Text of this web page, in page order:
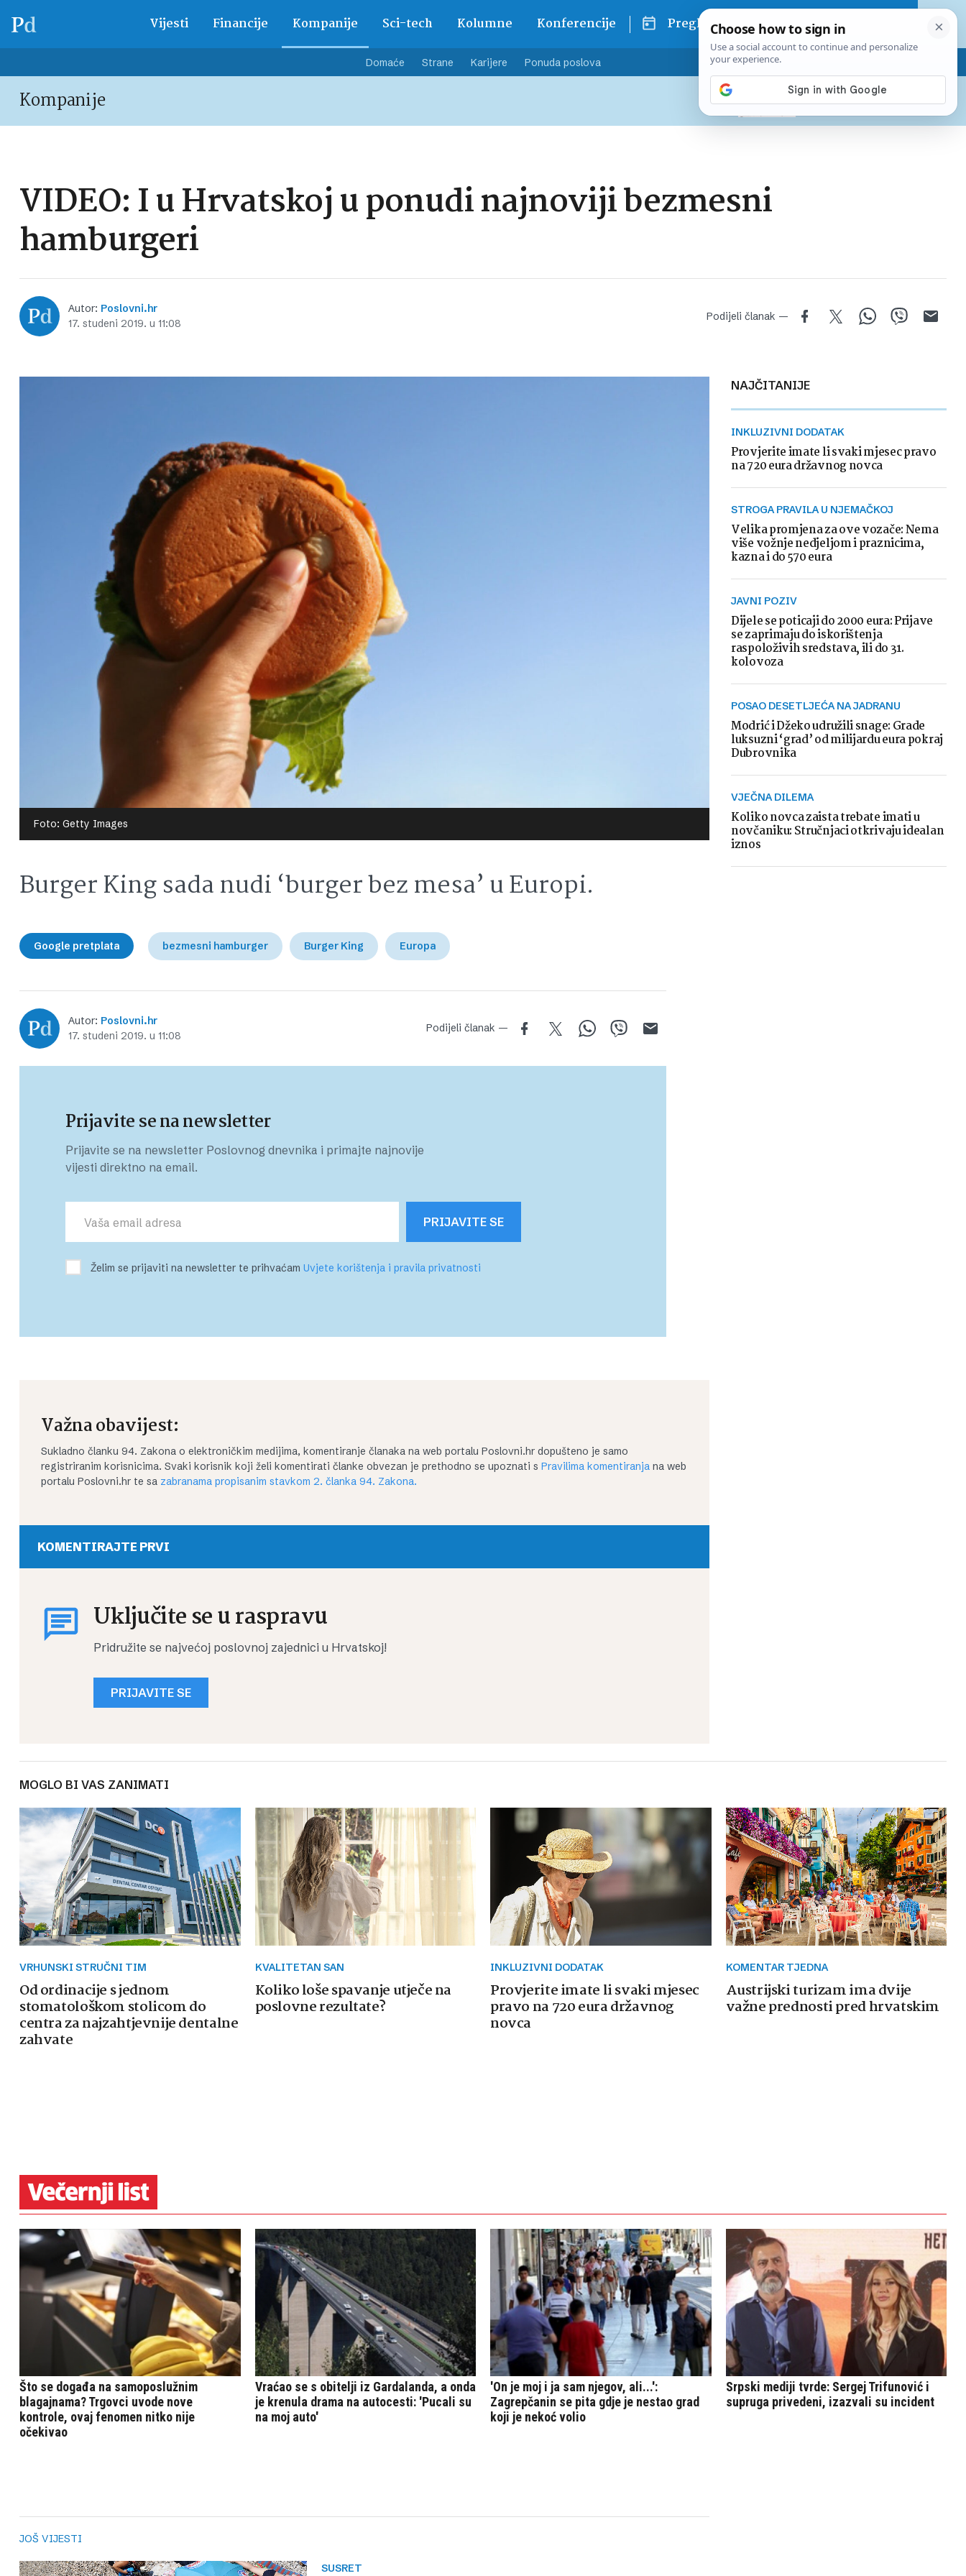
Vijesti Financije Kompanije Sci-tech Kolumne Konferencije Pregled dana
Domaće Strane Karijere Ponuda poslova
Kompanije
Pretplatite se na Poslovni
Već od10 EURmjesečno
VIDEO: I u Hrvatskoj u ponudi najnoviji bezmesni
hamburgeri
Autor: Poslovni.hr
17. studeni 2019. u 11:08
Podijeli članak —
Foto: Getty Images
Burger King sada nudi ‘burger bez mesa’ u Europi.
Google pretplata bezmesni hamburger Burger King Europa
Autor: Poslovni.hr
17. studeni 2019. u 11:08
Podijeli članak —
Prijavite se na newsletter
Prijavite se na newsletter Poslovnog dnevnika i primajte najnovije
vijesti direktno na email.
PRIJAVITE SE
Želim se prijaviti na newsletter te prihvaćam Uvjete korištenja i pravila privatnosti
Važna obavijest:
Sukladno članku 94. Zakona o elektroničkim medijima, komentiranje članaka na web portalu Poslovni.hr dopušteno je samo
registriranim korisnicima. Svaki korisnik koji želi komentirati članke obvezan je prethodno se upoznati s Pravilima komentiranja na web
portalu Poslovni.hr te sa zabranama propisanim stavkom 2. članka 94. Zakona.
KOMENTIRAJTE PRVI
Uključite se u raspravu
Pridružite se najvećoj poslovnoj zajednici u Hrvatskoj!
PRIJAVITE SE
NAJČITANIJE
INKLUZIVNI DODATAK
Provjerite imate li svaki mjesec pravo
na 720 eura državnog novca
STROGA PRAVILA U NJEMAČKOJ
Velika promjena za ove vozače: Nema
više vožnje nedjeljom i praznicima,
kazna i do 570 eura
JAVNI POZIV
Dijele se poticaji do 2000 eura: Prijave
se zaprimaju do iskorištenja
raspoloživih sredstava, ili do 31.
kolovoza
POSAO DESETLJEĆA NA JADRANU
Modrić i Džeko udružili snage: Grade
luksuzni ‘grad’ od milijardu eura pokraj
Dubrovnika
VJEČNA DILEMA
Koliko novca zaista trebate imati u
novčaniku: Stručnjaci otkrivaju idealan
iznos
MOGLO BI VAS ZANIMATI
VRHUNSKI STRUČNI TIM
Od ordinacije s jednom
stomatološkom stolicom do
centra za najzahtjevnije dentalne
zahvate
KVALITETAN SAN
Koliko loše spavanje utječe na
poslovne rezultate?
INKLUZIVNI DODATAK
Provjerite imate li svaki mjesec
pravo na 720 eura državnog
novca
KOMENTAR TJEDNA
Austrijski turizam ima dvije
važne prednosti pred hrvatskim
JOŠ VIJESTI
SUSRET